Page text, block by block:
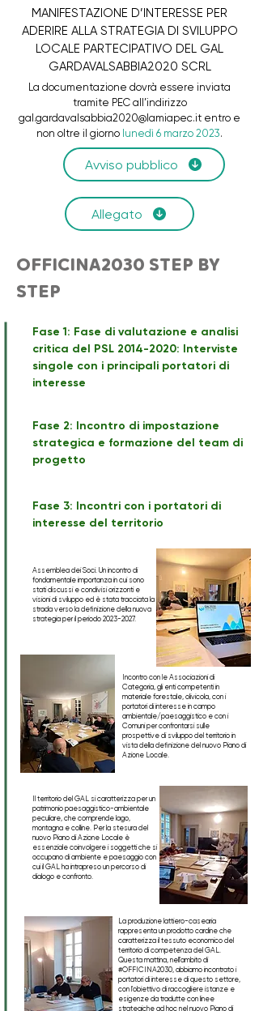
MANIFESTAZIONE D’INTERESSE PER
ADERIRE ALLA STRATEGIA DI SVILUPPO
LOCALE PARTECIPATIVO DEL GAL
GARDAVALSABBIA2020 SCRL
La documentazione dovrà essere inviata
tramite PEC all’indirizzo
gal.gardavalsabbia2020@lamiapec.it entro e
non oltre il giorno lunedì 6 marzo 2023.
Avviso pubblico
Allegato
OFFICINA2030 STEP BY
STEP
Fase 1: Fase di valutazione e analisi
critica del PSL 2014-2020: Interviste
singole con i principali portatori di
interesse
Fase 2: Incontro di impostazione
strategica e formazione del team di
progetto
Fase 3: Incontri con i portatori di
interesse del territorio
Assemblea dei Soci. Un incontro di
fondamentale importanza in cui sono
stati discussi e condivisi orizzonti e
visioni di sviluppo ed è stata tracciata la
strada verso la definizione della nuova
strategia per il periodo 2023-2027.
Incontro con le Associazioni di
Categoria, gli enti competenti in
materiale forestale, olivicola, con i
portatori di interesse in campo
ambientale/paesaggistico e con i
Comuni per confrontarsi sulle
prospettive di sviluppo del territorio in
vista della definizione del nuovo Piano di
Azione Locale.
Il territorio del GAL si caratterizza per un
patrimonio paesaggistico-ambientale
peculiare, che comprende lago,
montagna e colline. Per la stesura del
nuovo Piano di Azione Locale è
essenziale coinvolgere i soggetti che si
occupano di ambiente e paesaggio con
cui il GAL ha intrapreso un percorso di
dialogo e confronto.
La produzione lattiero-casearia
rappresenta un prodotto cardine che
caratterizza il tessuto economico del
territorio di competenza del GAL.
Questa mattina, nell'ambito di
#OFFICINA2030, abbiamo incontrato i
portatori di interesse di questo settore,
con l'obiettivo di raccogliere istanze e
esigenze da tradutte con linee
strategiche ad hoc nel nuovo Piano di